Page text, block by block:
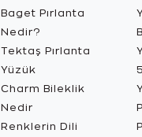
Baget Pırlanta
Nedir?
Tektaş Pırlanta
Yüzük
Charm Bileklik
Nedir
Renklerin Dili